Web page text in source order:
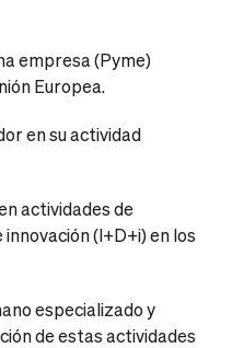
empresa (Pyme)
Europea.
en su actividad
actividades de
(I+D+i) en los
especializado y
de estas actividades